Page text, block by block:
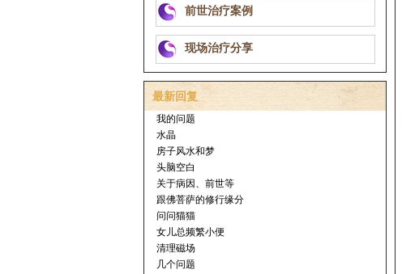
前世治疗案例
现场治疗分享
最新回复
我的问题
水晶
房子风水和梦
头脑空白
关于病因、前世等
跟佛菩萨的修行缘分
问问猫猫
女儿总频繁小便
清理磁场
几个问题